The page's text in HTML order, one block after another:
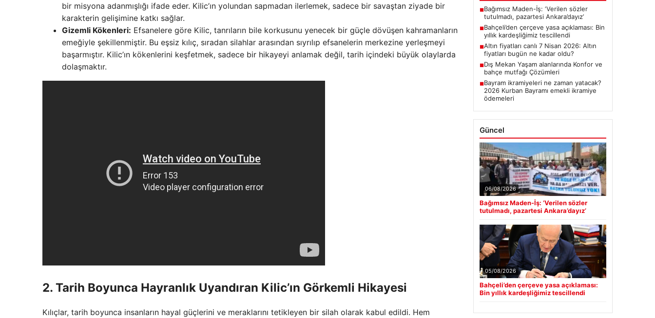
bir misyona adanmışlığı ifade eder. Kilic’ın yolundan sapmadan ilerlemek, sadece bir savaştan ziyade bir
karakterin gelişimine katkı sağlar.
Gizemli Kökenleri: Efsanelere göre Kilic, tanrıların bile korkusunu yenecek bir güçle dövüşen kahramanların
emeğiyle şekillenmiştir. Bu eşsiz kılıç, sıradan silahlar arasından sıyrılıp efsanelerin merkezine yerleşmeyi
başarmıştır. Kilic’ın kökenlerini keşfetmek, sadece bir hikayeyi anlamak değil, tarih içindeki büyük olaylarda
dolaşmaktır.
2. Tarih Boyunca Hayranlık Uyandıran Kilic’ın Görkemli Hikayesi
Kılıçlar, tarih boyunca insanların hayal güçlerini ve meraklarını tetikleyen bir silah olarak kabul edildi. Hem
■Bağımsız Maden-İş: ‘Verilen sözler
tutulmadı, pazartesi Ankara’dayız’
■Bahçeli’den çerçeve yasa açıklaması: Bin
yıllık kardeşliğimiz tescillendi
■Altın fiyatları canlı 7 Nisan 2026: Altın
fiyatları bugün ne kadar oldu?
■Dış Mekan Yaşam alanlarında Konfor ve
bahçe mutfağı Çözümleri
■Bayram ikramiyeleri ne zaman yatacak?
2026 Kurban Bayramı emekli ikramiye
ödemeleri
Güncel
06/08/2026
Bağımsız Maden-İş: ‘Verilen sözler
tutulmadı, pazartesi Ankara’dayız’
05/08/2026
Bahçeli’den çerçeve yasa açıklaması:
Bin yıllık kardeşliğimiz tescillendi